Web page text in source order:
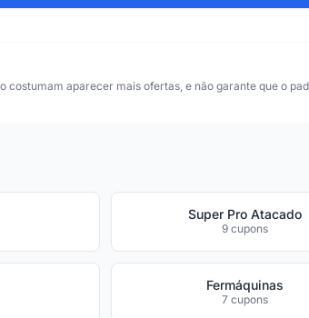
aparecer mais ofertas, e não garante que o
Super Pro Atacado
9 cupons
Fermáquinas
7 cupons